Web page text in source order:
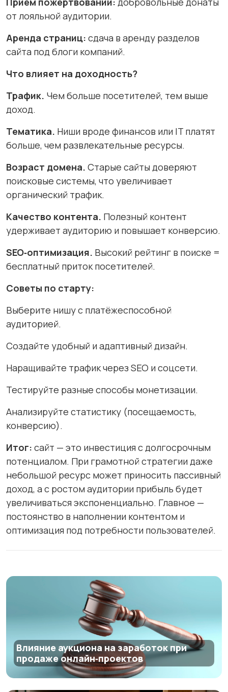
от лояльной аудитории.
Аренда страниц: сдача в аренду разделов
сайта под блоги компаний.
Что влияет на доходность?
Трафик. Чем больше посетителей, тем выше
доход.
Тематика. Ниши вроде финансов или IT платят
больше, чем развлекательные ресурсы.
Возраст домена. Старые сайты доверяют
поисковые системы, что увеличивает
органический трафик.
Качество контента. Полезный контент
удерживает аудиторию и повышает конверсию.
SEO‑оптимизация. Высокий рейтинг в поиске =
бесплатный приток посетителей.
Советы по старту:
Выберите нишу с платёжеспособной
аудиторией.
Создайте удобный и адаптивный дизайн.
Наращивайте трафик через SEO и соцсети.
Тестируйте разные способы монетизации.
Анализируйте статистику (посещаемость,
конверсию).
Итог: сайт — это инвестиция с долгосрочным
потенциалом. При грамотной стратегии даже
небольшой ресурс может приносить пассивный
доход, а с ростом аудитории прибыль будет
увеличиваться экспоненциально. Главное —
постоянство в наполнении контентом и
оптимизация под потребности пользователей.
Влияние аукциона на заработок при
продаже онлайн‑проектов